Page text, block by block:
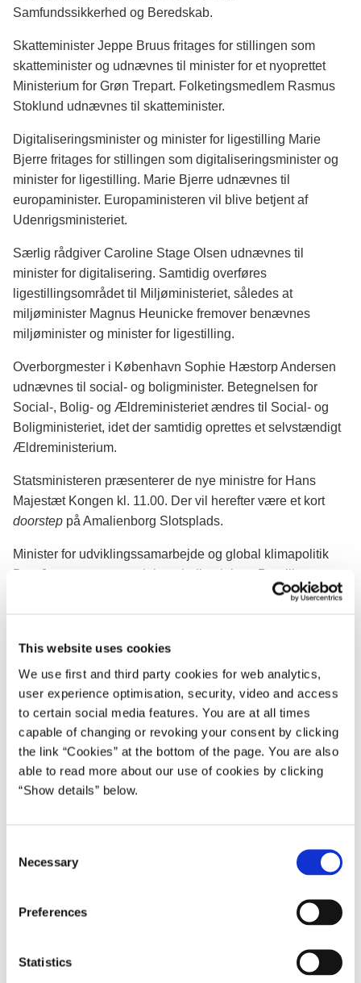
This website uses cookies
We use first and third party cookies for web analytics,
user experience optimisation, security, video and access
to certain social media features. You are at all times
capable of changing or revoking your consent by clicking
the link “Cookies” at the bottom of the page. You are also
able to read more about our use of cookies by clicking
“Show details” below.
Necessary
Preferences
Statistics
Samfundssikkerhed og Beredskab.
Skatteminister Jeppe Bruus fritages for stillingen som
skatteminister og udnævnes til minister for et nyoprettet
Ministerium for Grøn Trepart. Folketingsmedlem Rasmus
Stoklund udnævnes til skatteminister.
Digitaliseringsminister og minister for ligestilling Marie
Bjerre fritages for stillingen som digitaliseringsminister og
minister for ligestilling. Marie Bjerre udnævnes til
europaminister. Europaministeren vil blive betjent af
Udenrigsministeriet.
Særlig rådgiver Caroline Stage Olsen udnævnes til
minister for digitalisering. Samtidig overføres
ligestillingsområdet til Miljøministeriet, således at
miljøminister Magnus Heunicke fremover benævnes
miljøminister og minister for ligestilling.
Overborgmester i København Sophie Hæstorp Andersen
udnævnes til social- og boligminister. Betegnelsen for
Social-, Bolig- og Ældreministeriet ændres til Social- og
Boligministeriet, idet der samtidig oprettes et selvstændigt
Ældreministerium.
Statsministeren præsenterer de nye ministre for Hans
Majestæt Kongen kl. 11.00. Der vil herefter være et kort
doorstep på Amalienborg Slotsplads.
Minister for udviklingssamarbejde og global klimapolitik
Dan Jørgensen og social- og boligminister Pernille
Rosenkrantz-Theil udtræder samtidig af regeringen og
Der vil være overdragelse i de berørte ministerier som
følger:
Kl. 13.30 Social- og Boligministeriet
Afgående social- og boligminister Pernille Rosenkrantz-
Theil overdrager til social- og boligminister Sophie
Hæstorp Andersen
Afgående digitaliserings- og ligestillingsminister Marie
Stage Olsen og miljøminister og minister for ligestilling
Magnus Heunicke
Kl. 14.00 Skatteministeriet